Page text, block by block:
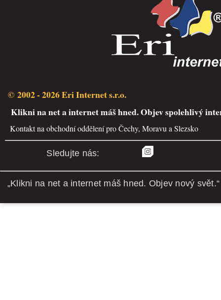
© 2002 - 2026 Eri Internet s.r.o.
Klikni na net a internet máš hned. Objev spolehlivý
Kontakt na obchodní oddělení pro Čechy, Moravu a Slezsko
Sledujte nás:
„Klikni na net a internet máš hned. Objev nový svět.“